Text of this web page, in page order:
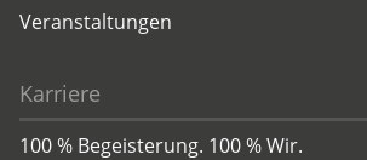
Veranstaltungen
Karriere
100 % Begeisterung. 100 % Wir.